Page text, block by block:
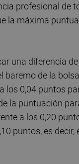
profesional de
la máxima
una diferencia
baremo de la
los 0,04 puntos
la puntuación
a los 0,20
puntos, es decir,